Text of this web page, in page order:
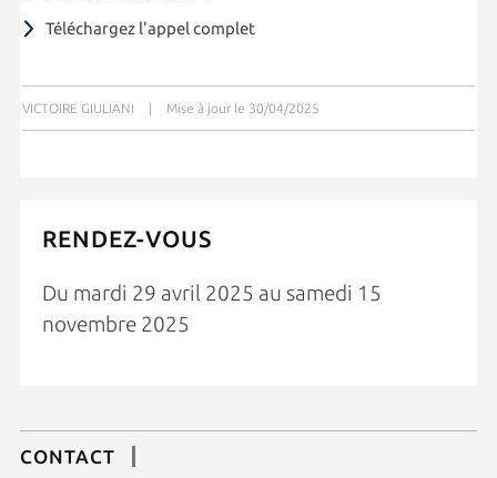
Téléchargez l'appel complet
VICTOIRE GIULIANI Mise à jour le 30/04/2025
RENDEZ-VOUS
Du mardi 29 avril 2025 au samedi 15
novembre 2025
CONTACT